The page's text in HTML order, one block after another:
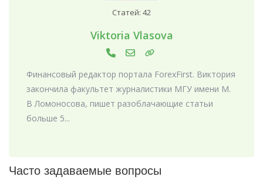
Статей: 42
Viktoria Vlasova
Финансовый редактор портала ForexFirst. Виктория
закончила факультет журналистики МГУ имени М.
В Ломоносова, пишет разоблачающие статьи
больше 5...
Часто задаваемые вопросы